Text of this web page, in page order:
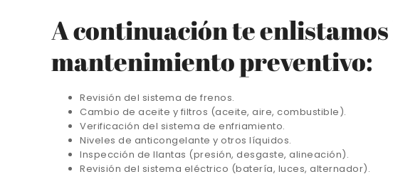
A continuación te enlistamos
mantenimiento preventivo:
Revisión del sistema de frenos.
Cambio de aceite y filtros (aceite, aire, combustible).
Verificación del sistema de enfriamiento.
Niveles de anticongelante y otros líquidos.
Inspección de llantas (presión, desgaste, alineación).
Revisión del sistema eléctrico (batería, luces, alternador).